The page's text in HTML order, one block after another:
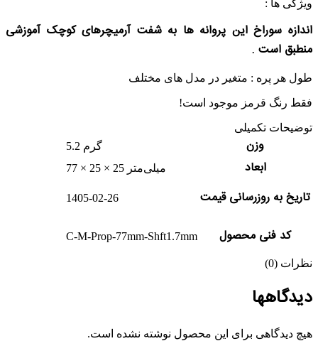
ویژگی ها :
اندازه سوراخ این پروانه ها به شفت آرمیچرهای کوچک آموزشی
منطبق است .
طول هر پره : متغیر در مدل های مختلف
فقط رنگ قرمز موجود است!
توضیحات تکمیلی
وزن 5.2 گرم
ابعاد 77 × 25 × 25 میلی‌متر
تاریخ به روزرسانی قیمت 1405-02-26
کد فنی محصول C-M-Prop-77mm-Shft1.7mm
نظرات (0)
دیدگاهها
هیچ دیدگاهی برای این محصول نوشته نشده است.